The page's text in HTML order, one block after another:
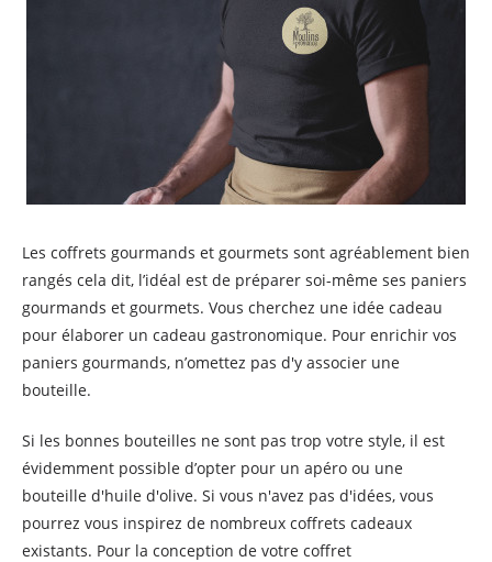
Les coffrets gourmands et gourmets sont agréablement bien
rangés cela dit, l’idéal est de préparer soi-même ses paniers
gourmands et gourmets. Vous cherchez une idée cadeau
pour élaborer un cadeau gastronomique. Pour enrichir vos
paniers gourmands, n’omettez pas d'y associer une
bouteille.
Si les bonnes bouteilles ne sont pas trop votre style, il est
évidemment possible d’opter pour un apéro ou une
bouteille d'huile d'olive. Si vous n'avez pas d'idées, vous
pourrez vous inspirez de nombreux coffrets cadeaux
existants. Pour la conception de votre coffret